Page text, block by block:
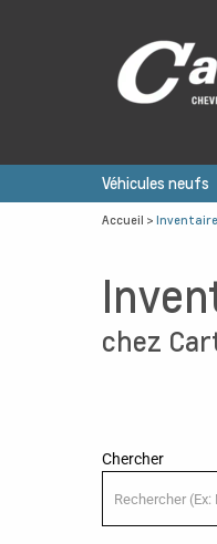
Véhicules neufs
Accueil >
chez
Chercher